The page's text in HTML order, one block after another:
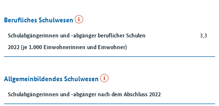
Berufliches Schulwesen
Schulabgängerinnen und -abgänger beruflicher Schulen
2022 (je 1.000 Einwohnerinnen und Einwohner)
3,3
Allgemeinbildendes Schulwesen
Schulabgängerinnen und -abgänger nach dem Abschluss 2022